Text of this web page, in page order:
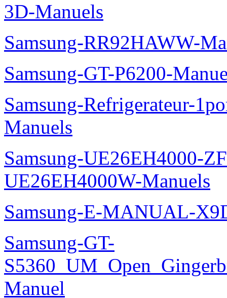
3D-Manuels
Samsung-RR92HAWW-
Samsung-GT-P6200-
Samsung-Refrigerateur-
Manuels
Samsung-UE26EH4000-
UE26EH4000W-Manuels
Samsung-E-MANUAL-
Samsung-GT-
Manuel